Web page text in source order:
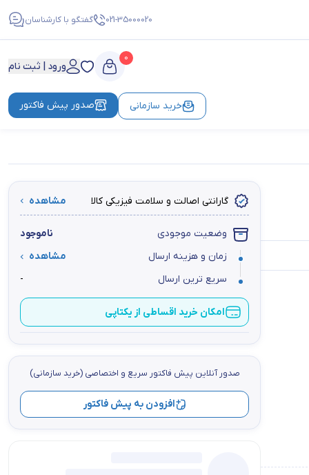
021-35000020 گفتگو با کارشناسان
0
ورود | ثبت نام
خرید سازمانی صدور پیش فاکتور
گارانتی اصالت و سلامت فیزیکی کالا مشاهده
وضعیت موجودی
ناموجود
زمان و هزینه ارسال
مشاهده
سریع ترین ارسال
-
امکان خرید اقساطی از یکتاپی
صدور آنلاین پيش فاكتور سریع و اختصاصي (خرید سازمانی)
افزودن به پیش فاکتور